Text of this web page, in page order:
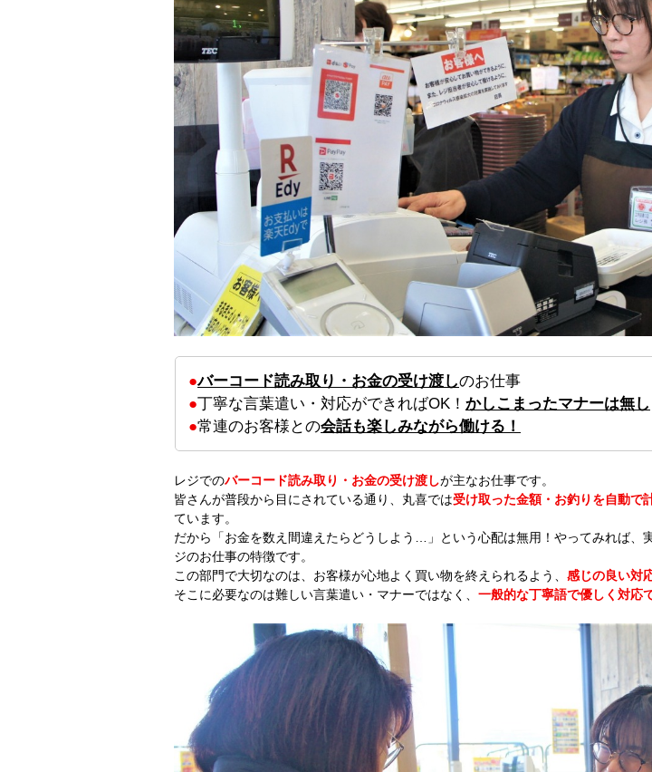
●バーコード読み取り・お金の受け渡しのお仕事
●丁寧な言葉遣い・対応ができればOK！ かしこまったマナーは無し
●常連のお客様との会話も楽しみながら働ける！
レジでのバーコード読み取り・お金の受け渡しが主なお仕事です。
皆さんが普段から目にされている通り、丸喜では受け取った金額・お釣りを自動で
ています。
だから「お金を数え間違えたらどうしよう…」という心配は無用！やってみれば、
ジのお仕事の特徴です。
この部門で大切なのは、お客様が心地よく買い物を終えられるよう、 感じの良い対
そこに必要なのは難しい言葉遣い・マナーではなく、 一般的な丁寧語で優しく対応